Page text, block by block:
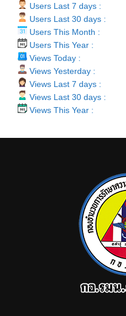
Users Last 7 days :
Users Last 30 days :
Users This Month :
Users This Year :
Views Today :
Views Yesterday :
Views Last 7 days :
Views Last 30 days :
Views This Year :